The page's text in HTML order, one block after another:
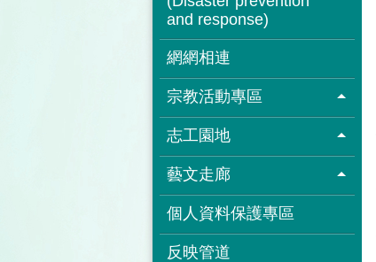
and response)
網網相連
宗教活動專區
志工園地
藝文走廊
個人資料保護專區
反映管道